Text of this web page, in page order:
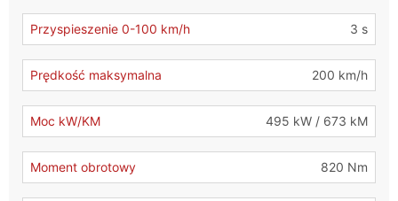
Przyspieszenie 0-100 km/h 3 s
Prędkość maksymalna 200 km/h
Moc kW/KM 495 kW / 673 kM
Moment obrotowy 820 Nm